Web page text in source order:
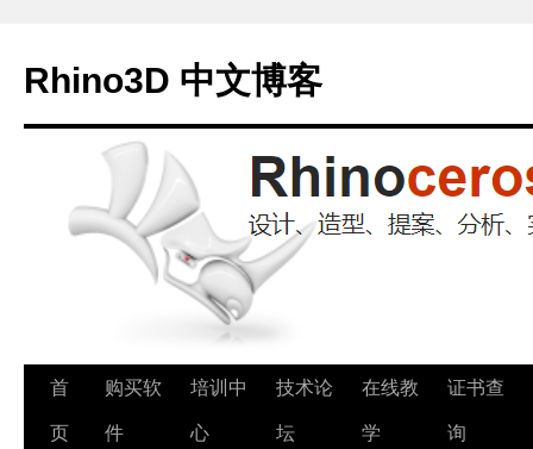
Rhino3D 中文博客
跳
至
首
页
购买软
件
培训中
心
技术论
坛
在线教
学
证书查
询